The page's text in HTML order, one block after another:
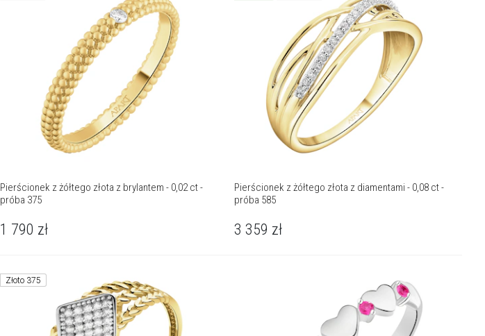
Pierścionek z żółtego złota z brylantem - 0,02 ct -
próba 375
1 790 zł
Pierścionek z żółtego złota z diamentami - 0,08 ct -
próba 585
3 359 zł
Złoto 375